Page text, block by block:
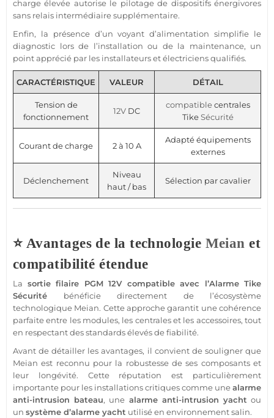
charge élevée autorise le pilotage de dispositifs énergivores
sans relais intermédiaire supplémentaire.
Enfin, la présenced’un voyant d’alimentation simplifie le
diagnostic lors de l’installation ou de la maintenance, un
point apprécié par les installateurs et électriciens qualifiés.
CARACTÉRISTIQUE VALEUR DÉTAIL
Tension de
fonctionnement
12V DC
compatiblecentrales
TikeSécurité
Courant de charge 2 à 10 A
Adapté équipements
externes
Déclenchement
Niveau
haut / bas
Sélection par cavalier
⭐ Avantages de la technologie Meian et
compatibilité étendue
La sortie filaire PGM 12V compatibleavec l’AlarmeTike
Sécurité bénéficie directement de l’écosystème
technologique Meian. Cette approche garantit une cohérence
parfaite entre les modules, les centrales et les accessoires, tout
en respectant des standards élevés de fiabilité.
Avant de détailler les avantages, il convient de souligner que
Meian est reconnu pour la robustesse de ses composants et
leur longévité. Cette réputation est particulièrement
importante pour les installations critiques comme unealarme
anti-intrusion bateau, une alarmeanti-intrusion yacht ou
un système d’alarme yacht utilisé en environnement salin.